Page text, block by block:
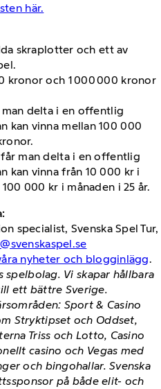
här.
skraplotter och ett av
kronor och 1 000 000 kronor
delta i en offentlig
kan vinna mellan 100 000
man delta i en offentlig
kan vinna från 10 000 kr i
000 kr i månaden i 25 år.
specialist, Svenska Spel Tur,
nyheter och blogginlägg.
spelbolag. Vi skapar hållbara
ett bättre Sverige.
Sport & Casino
Stryktipset och Oddset,
Triss och Lotto, Casino
casino och Vegas med
och bingohallar. Svenska
på både elit- och